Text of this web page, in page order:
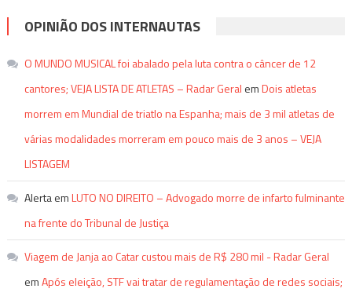
OPINIÃO DOS INTERNAUTAS
O MUNDO MUSICAL foi abalado pela luta contra o câncer de 12
cantores; VEJA LISTA DE ATLETAS – Radar Geral emDois atletas
morrem em Mundial de triatlo na Espanha; mais de 3 mil atletas de
várias modalidades morreram em pouco mais de 3 anos – VEJA
LISTAGEM
AlertaemLUTO NO DIREITO – Advogado morre de infarto fulminante
na frente do Tribunal de Justiça
Viagem de Janja ao Catar custou mais de R$ 280 mil - Radar Geral
emApós eleição, STF vai tratar de regulamentação de redes sociais;